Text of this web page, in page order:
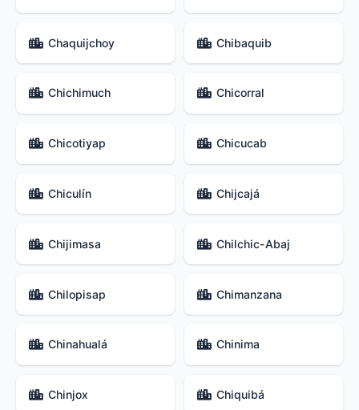
Chaquijchoy Chibaquib
Chichimuch Chicorral
Chicotiyap Chicucab
Chiculín Chijcajá
Chijimasa Chilchic-Abaj
Chilopisap Chimanzana
Chinahualá Chinima
Chinjox Chiquibá